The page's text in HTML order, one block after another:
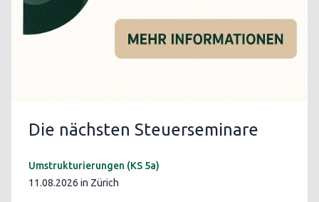
Die nächsten Steuerseminare
Umstrukturierungen (KS 5a)
11.08.2026 in Zürich